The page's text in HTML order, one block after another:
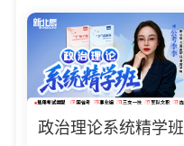
政治理论系统精学班